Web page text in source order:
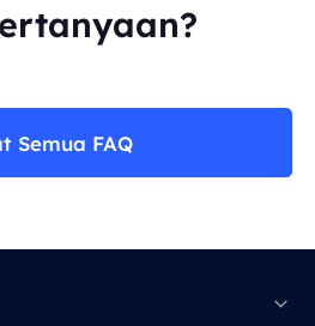
Semua FAQ